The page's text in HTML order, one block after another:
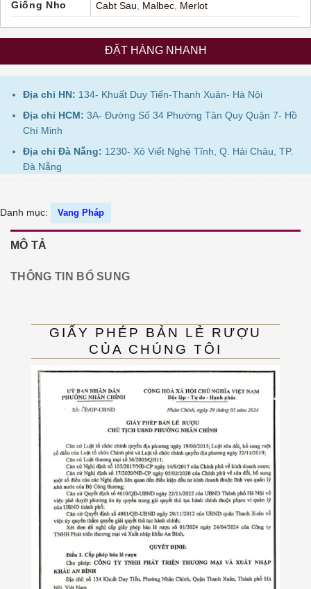
Giống Nho
Cabt Sau Malbec, Merlot
ĐẶT HÀNG NHANH
Địa chỉ HN: 134- Khuất Duy Tiến-Thanh Xuân- Hà Nội
Địa chỉ HCM: 3A- Đường Số 34 Phường Tân Quy Quận 7- Hồ
Chí Minh
Địa chỉ Đà Nẵng: 1230- Xô Viết Nghệ Tĩnh, Q. Hải Châu, TP.
Đà Nẵng
Danh mục: Vang Pháp
MÔ TẢ
THÔNG TIN BỔ SUNG
GIẤY PHÉP BẢN LẺ RƯỢU
CỦA CHÚNG TÔI